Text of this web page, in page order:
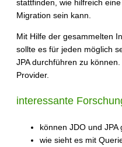
stattfinden, wie hilfreich
Migration sein kann.
Mit Hilfe der gesammelten
sollte es für jeden möglich
JPA durchführen zu
Provider.
interessante
können JDO und
wie sieht es mit